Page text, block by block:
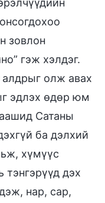
зовлон
гэж хэлдэг.
алдрыг олж авах
эдлэх өдөр юм
Сатаны
ба дэлхий
хүмүүс
дэх
нар, сар,